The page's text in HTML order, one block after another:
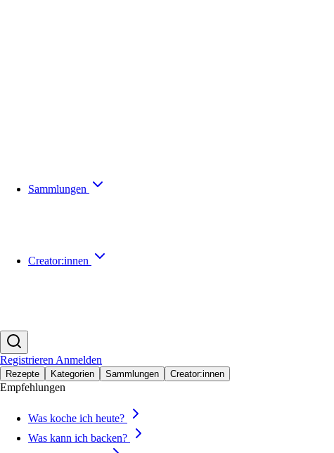
Sammlungen
Creator:innen
Registrieren Anmelden
Rezepte Kategorien Sammlungen Creator:innen
Empfehlungen
Was koche ich heute?
Was kann ich backen?